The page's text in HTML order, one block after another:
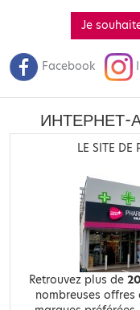
Je
Facebook
ИНТЕРНЕТ-
LE SITE DE
Retrouvez plus de
nombreuses